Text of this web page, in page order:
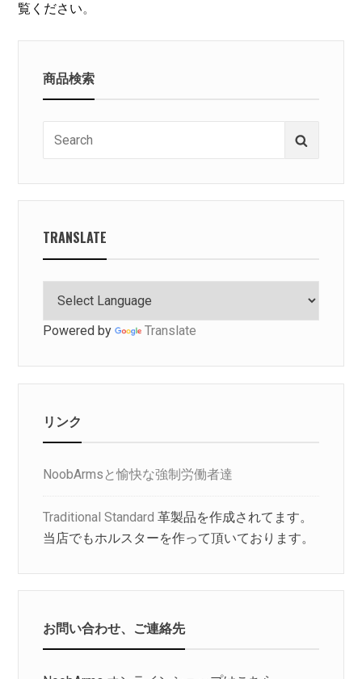
覧ください。
商品検索
TRANSLATE
Powered by Translate
リンク
NoobArmsと愉快な強制労働者達
Traditional Standard 革製品を作成されてます。
当店でもホルスターを作って頂いております。
お問い合わせ、ご連絡先